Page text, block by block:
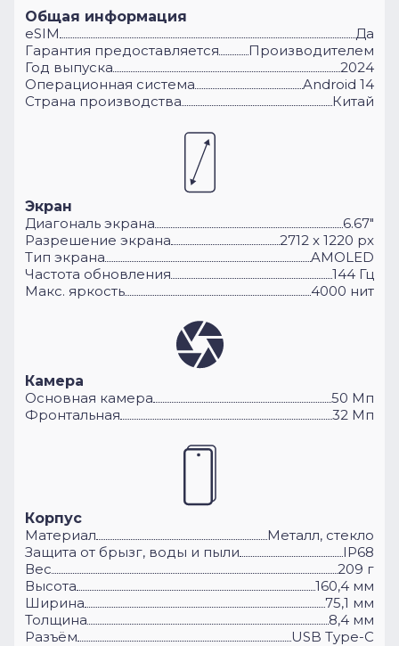
Общая информация
eSIM
Да
Гарантия предоставляется
Производителем
Год выпуска
2024
Операционная система
Android 14
Cтрана производства
Китай
Экран
Диагональ экрана
6.67"
Разрешение экрана
2712 x 1220 px
Тип экрана
AMOLED
Частота обновления
144 Гц
Макс. яркость
4000 нит
Камера
Основная камера
50 Мп
Фронтальная
32 Мп
Корпус
Материал
Металл, стекло
Защита от брызг, воды и пыли
IP68
Вес
209 г
Высота
160,4 мм
Ширина
75,1 мм
Толщина
8,4 мм
Разъём
USB Type-C